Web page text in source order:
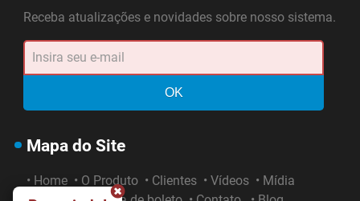
Receba atualizações e novidades sobre nosso sistema.
OK
Mapa do Site
• Home • O Produto • Clientes • Vídeos • Mídia
Online agora